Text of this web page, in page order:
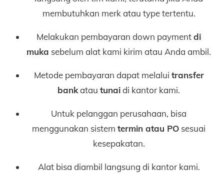
membutuhkan merk atau type tertentu.
Melakukan pembayaran down paymentdi
muka sebelum alat kami kirim atau Anda ambil.
Metode pembayaran dapat melalui transfer
bankatautunaidi kantor kami.
Untuk pelanggan perusahaan, bisa
menggunakan sistemtermin atau PO sesuai
kesepakatan.
Alat bisa diambil langsung di kantor kami.